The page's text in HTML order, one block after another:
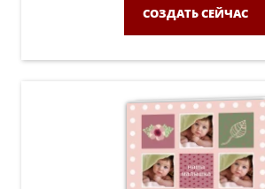
СОЗДАТЬ СЕЙЧАС